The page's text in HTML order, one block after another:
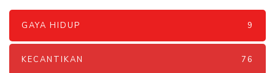
GAYA HIDUP 9
KECANTIKAN 76